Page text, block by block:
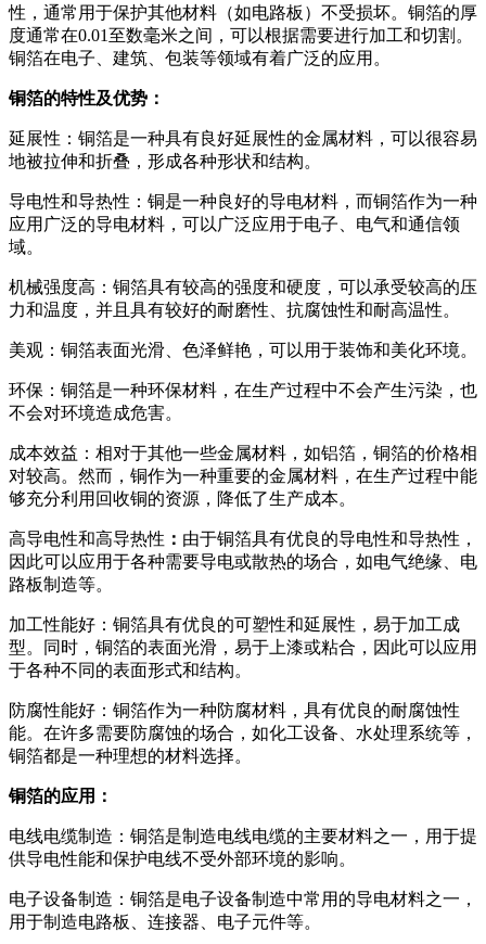
性，通常用于保护其他材料（如电路板）不受损坏。铜箔的厚
度通常在0.01至数毫米之间，可以根据需要进行加工和切割。
铜箔在电子、建筑、包装等领域有着广泛的应用。
铜箔的特性及优势：
延展性：铜箔是一种具有良好延展性的金属材料，可以很容易
地被拉伸和折叠，形成各种形状和结构。
导电性和导热性：铜是一种良好的导电材料，而铜箔作为一种
应用广泛的导电材料，可以广泛应用于电子、电气和通信领
域。
机械强度高：铜箔具有较高的强度和硬度，可以承受较高的压
力和温度，并且具有较好的耐磨性、抗腐蚀性和耐高温性。
美观：铜箔表面光滑、色泽鲜艳，可以用于装饰和美化环境。
环保：铜箔是一种环保材料，在生产过程中不会产生污染，也
不会对环境造成危害。
成本效益：相对于其他一些金属材料，如铝箔，铜箔的价格相
对较高。然而，铜作为一种重要的金属材料，在生产过程中能
够充分利用回收铜的资源，降低了生产成本。
高导电性和高导热性 ： 由于铜箔具有优良的导电性和导热性，
因此可以应用于各种需要导电或散热的场合，如电气绝缘、电
路板制造等。
加工性能好：铜箔具有优良的可塑性和延展性，易于加工成
型。同时，铜箔的表面光滑，易于上漆或粘合，因此可以应用
于各种不同的表面形式和结构。
防腐性能好：铜箔作为一种防腐材料，具有优良的耐腐蚀性
能。在许多需要防腐蚀的场合，如化工设备、水处理系统等，
铜箔都是一种理想的材料选择。
铜箔的应用：
电线电缆制造：铜箔是制造电线电缆的主要材料之一，用于提
供导电性能和保护电线不受外部环境的影响。
电子设备制造：铜箔是电子设备制造中常用的导电材料之一，
用于制造电路板、连接器、电子元件等。